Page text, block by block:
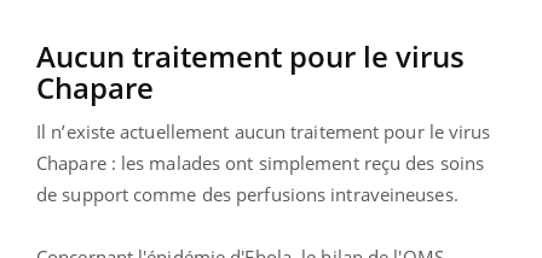
Aucun traitement pour le virus
Chapare
Il n’existe actuellement aucun traitement pour le virus
Chapare : les malades ont simplement reçu des soins
de support comme des perfusions intraveineuses.